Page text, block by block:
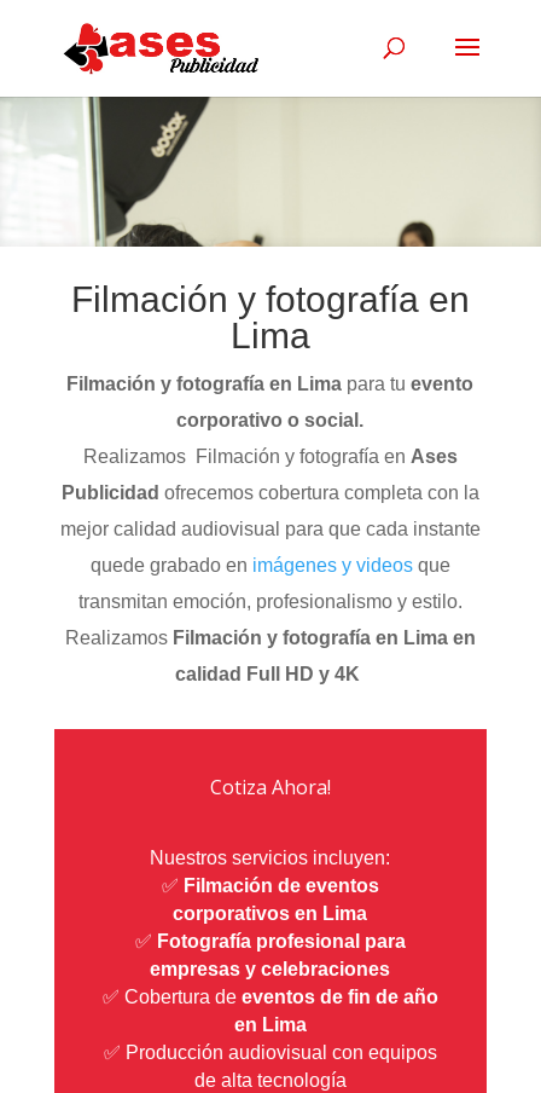
Filmación y fotografía en
Lima
Filmación y fotografía en Lima para tuevento
corporativo o social.
Realizamos Filmación y fotografía en Ases
Publicidad ofrecemos cobertura completa con la
mejor calidad audiovisual para que cada instante
quede grabado en imágenes y videosque
transmitan emoción, profesionalismo y estilo.
Realizamos Filmación y fotografía en Lima en
calidad Full HD y 4K
Cotiza Ahora!
Nuestros servicios incluyen:
✅ Filmación de eventos
corporativos en Lima
✅ Fotografía profesional para
empresas y celebraciones
✅ Cobertura de eventos de fin de año
en Lima
✅ Producción audiovisual con equipos
de alta tecnología